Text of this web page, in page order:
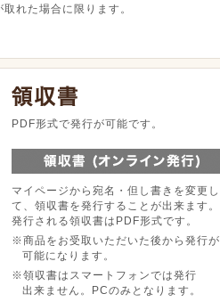
れた場合に限ります。
PDF形式で発行が可能です。
マイページから宛名・但し書きを変更し
て、領収書を発行することが出来ます。
発行される領収書はPDF形式です。
※商品をお受取いただいた後から発行が
可能になります。
※領収書はスマートフォンでは発行
出来ません。PCのみとなります。